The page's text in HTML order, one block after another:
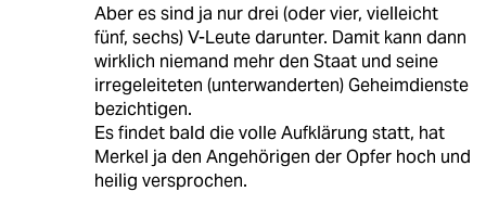
Aber es sind ja nur drei (oder vier, vielleicht
fünf, sechs) V-Leute darunter. Damit kann dann
wirklich niemand mehr den Staat und seine
irregeleiteten (unterwanderten) Geheimdienste
bezichtigen.
Es findet bald die volle Aufklärung statt, hat
Merkel ja den Angehörigen der Opfer hoch und
heilig versprochen.